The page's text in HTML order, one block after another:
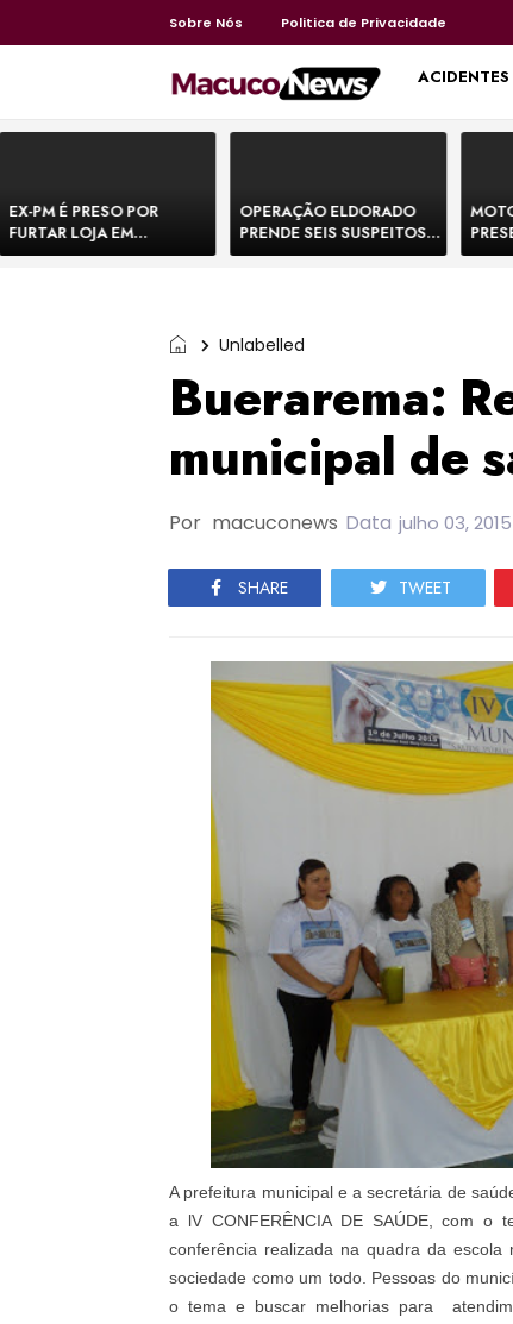
Sobre Nós Politica de Privacidade
HOME ACIDENTES
EX-PM É PRESO POR
FURTAR LOJA EM
SHOPPING NA BAHIA E
OPERAÇÃO ELDORADO
PRENDE SEIS SUSPEITOS
DE MOVIMENTAR R$ 25
DE
Unlabelled
Buerarema:
municipal de
Por macuconews Data julho 03, 2015
SHARE TWEET
A prefeitura municipal e a secretária de
a lV CONFERÊNCIA DE SAÚDE, com o
conferência realizada na quadra da escola
sociedade como um todo. Pessoas do
o tema e buscar melhorias para